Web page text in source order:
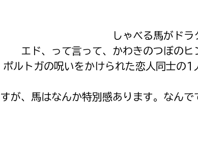
しゃべる馬がド
エド、って言って、かわきのつぼのヒ
ポルトガの呪いをかけられた恋人同士の1
が、馬はなんか特別感あります。なん